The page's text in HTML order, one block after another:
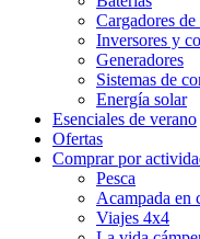
Cargadores de
Inversores y
Generadores
Sistemas de
Energía solar
Esenciales de verano
Ofertas
Comprar por
Pesca
Acampada en
Viajes 4x4